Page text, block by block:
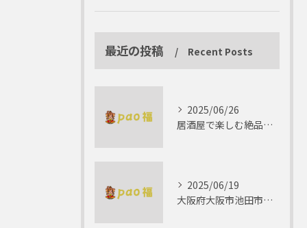
最近の投稿 Recent Posts
2025/06/26
居酒屋で楽しむ絶品テリーヌの世界
2025/06/19
大阪府大阪市池田市で楽しむしゃぶしゃぶの魅力とは？